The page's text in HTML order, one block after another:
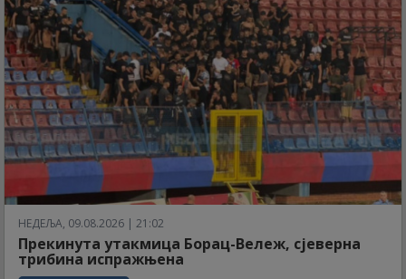
НЕДЕЉА, 09.08.2026 | 21:02
Прекинута утакмица Борац-Вележ, сјеверна
трибина испражњена